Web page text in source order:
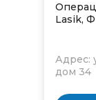
Lasik,
Адрес:
дом 34